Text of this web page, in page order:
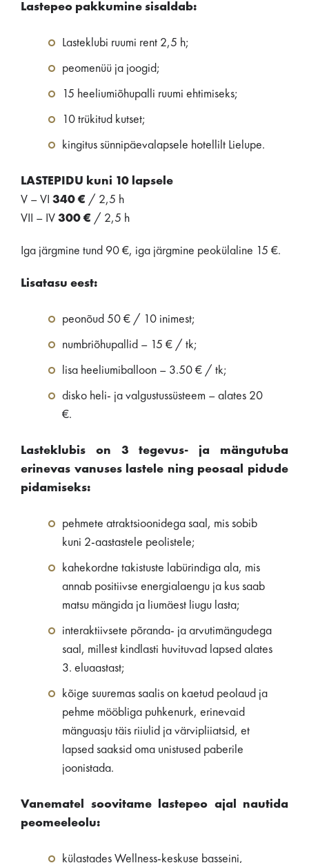
Lastepeo pakkumine sisaldab:
Lasteklubi ruumi rent 2,5 h;
peomenüü ja joogid;
15 heeliumiõhupalli ruumi ehtimiseks;
10 trükitud kutset;
kingitus sünnipäevalapsele hotellilt Lielupe.
LASTEPIDU kuni 10 lapsele
V – VI 340 € / 2,5 h
VII – IV 300 € / 2,5 h
Iga järgmine tund 90 €, iga järgmine peokülaline 15 €.
Lisatasu eest:
peonõud 50 € / 10 inimest;
numbriõhupallid – 15 € / tk;
lisa heeliumiballoon – 3.50 € / tk;
disko heli- ja valgustussüsteem – alates 20
€.
Lasteklubis on 3 tegevus- ja mängutuba
erinevas vanuses lastele ning peosaal pidude
pidamiseks:
pehmete atraktsioonidega saal, mis sobib
kuni 2-aastastele peolistele;
kahekordne takistuste labürindiga ala, mis
annab positiivse energialaengu ja kus saab
matsu mängida ja liumäest liugu lasta;
interaktiivsete põranda- ja arvutimängudega
saal, millest kindlasti huvituvad lapsed alates
3. eluaastast;
kõige suuremas saalis on kaetud peolaud ja
pehme mööbliga puhkenurk, erinevaid
mänguasju täis riiulid ja värvipliiatsid, et
lapsed saaksid oma unistused paberile
joonistada.
Vanematel soovitame lastepeo ajal nautida
peomeeleolu:
külastades Wellness-keskuse basseini,